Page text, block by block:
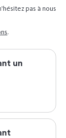
pas à nous
.
un